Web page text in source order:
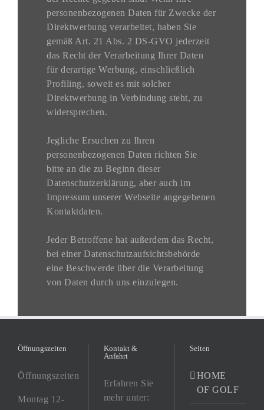
personenbezogenen Daten für Zwecke der
Direktwerbung verarbeitet, haben Sie
gemäß Art. 21 Abs. 2 DS-GVO jederzeit
das Recht der Verarbeitung Ihrer Daten
für derartige Werbung, einschließlich
Profiling, soweit es mit solcher
Direktwerbung in Verbindung steht, zu
widersprechen.
Jegliche Ersuchen zu Ihren
personenbezogenen Daten richten Sie
bitte an die zu Beginn dieser
Datenschutzerklärung, aber auch im
Impressum unserer Webseite angegebenen
Kontaktdaten.
Jeder Betroffene hat außerdem das Recht,
bei einer Datenschutzaufsichtsbehörde
eine Beschwerde über die Verarbeitung
von Daten durch uns einzulegen.
Öffnungszeiten
Öffnungszeiten
Montag 12-
Kontakt &
Anfahrt
Erfahren Sie
mehr unter:
Seiten
HOME
OF GOLF